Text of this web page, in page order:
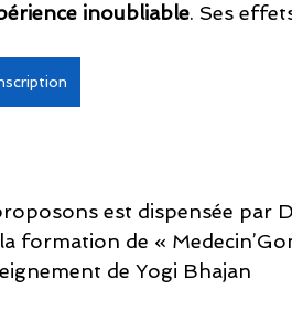
inoubliable. Ses
est dispensée par
formation de «
de Yogi Bhajan